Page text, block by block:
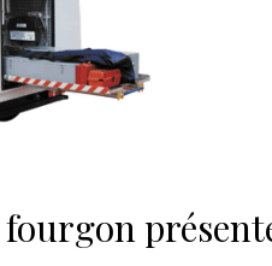
fourgon